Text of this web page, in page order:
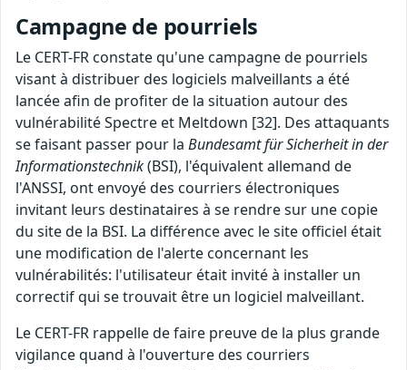
Campagne de pourriels
Le CERT-FR constate qu'une campagne de pourriels
visant à distribuer des logiciels malveillants a été
lancée afin de profiter de la situation autour des
vulnérabilité Spectre et Meltdown [32]. Des attaquants
se faisant passer pour la Bundesamt für Sicherheit in der
Informationstechnik(BSI), l'équivalent allemand de
l'ANSSI, ont envoyé des courriers électroniques
invitant leurs destinataires à se rendre sur une copie
du site de la BSI. La différence avec le site officiel était
une modification de l'alerte concernant les
vulnérabilités: l'utilisateur était invité à installer un
correctif qui se trouvait être un logiciel malveillant.
Le CERT-FR rappelle de faire preuve de la plus grande
vigilance quand à l'ouverture des courriers